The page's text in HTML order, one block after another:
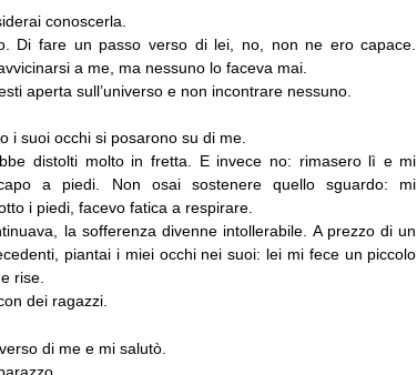
conoscerla.
Di fare un passo verso di lei, no, non ne ero capace.
a me, ma nessuno lo faceva mai.
aperta sull’universo e non incontrare nessuno.
i suoi occhi si posarono su di me.
distolti molto in fretta. E invece no: rimasero lì e mi
a piedi. Non osai sostenere quello sguardo: mi
i piedi, facevo fatica a respirare.
la sofferenza divenne intollerabile. A prezzo di un
piantai i miei occhi nei suoi: lei mi fece un piccolo
rise.
dei ragazzi.
di me e mi salutò.